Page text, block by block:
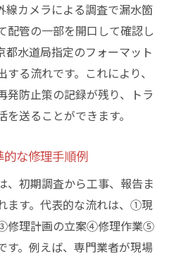
線カメラによる調査で漏水箇
配管の一部を開口して確認し
都水道局指定のフォーマット
る流れです。これにより、
発防止策の記録が残り、トラ
送ることができます。
な修理手順例
、初期調査から工事、報告ま
ます。代表的な流れは、①現
修理計画の立案④修理作業⑤
す。例えば、専門業者が現場